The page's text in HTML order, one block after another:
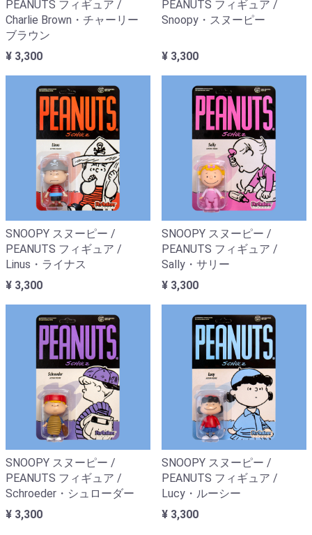
PEANUTS フィギュア /
Charlie Brown・チャーリー
ブラウン
¥ 3,300
PEANUTS フィギュア /
Snoopy・スヌーピー
¥ 3,300
SNOOPY スヌーピー /
PEANUTS フィギュア /
Linus・ライナス
¥ 3,300
SNOOPY スヌーピー /
PEANUTS フィギュア /
Sally・サリー
¥ 3,300
SNOOPY スヌーピー /
PEANUTS フィギュア /
Schroeder・シュローダー
¥ 3,300
SNOOPY スヌーピー /
PEANUTS フィギュア /
Lucy・ルーシー
¥ 3,300